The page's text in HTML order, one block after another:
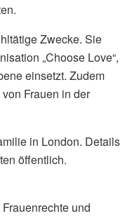
Zwecke. Sie
„Choose Love“,
einsetzt. Zudem
Frauen in der
in London. Details
öffentlich.
und